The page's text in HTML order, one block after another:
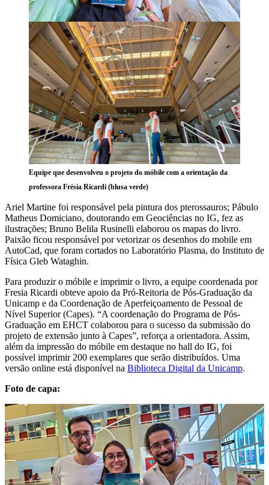
Equipe que desenvolveu o projeto do móbile com a orientação da
professora Frésia Ricardi (blusa verde)
Ariel Martine foi responsável pela pintura dos pterossauros; Pábulo
Matheus Domiciano, doutorando em Geociências no IG, fez as
ilustrações; Bruno Belila Rusinelli elaborou os mapas do livro.
Paixão ficou responsável por vetorizar os desenhos do mobile em
AutoCad, que foram cortados no Laboratório Plasma, do Instituto de
Física Gleb Wataghin.
Para produzir o móbile e imprimir o livro, a equipe coordenada por
Fresia Ricardi obteve apoio da Pró-Reitoria de Pós-Graduação da
Unicamp e da Coordenação de Aperfeiçoamento de Pessoal de
Nível Superior (Capes). “A coordenação do Programa de Pós-
Graduação em EHCT colaborou para o sucesso da submissão do
projeto de extensão junto à Capes”, reforça a orientadora. Assim,
além da impressão do móbile em destaque no hall do IG, foi
possível imprimir 200 exemplares que serão distribuídos. Uma
versão online está disponível na Biblioteca Digital da Unicamp.
Foto de capa: